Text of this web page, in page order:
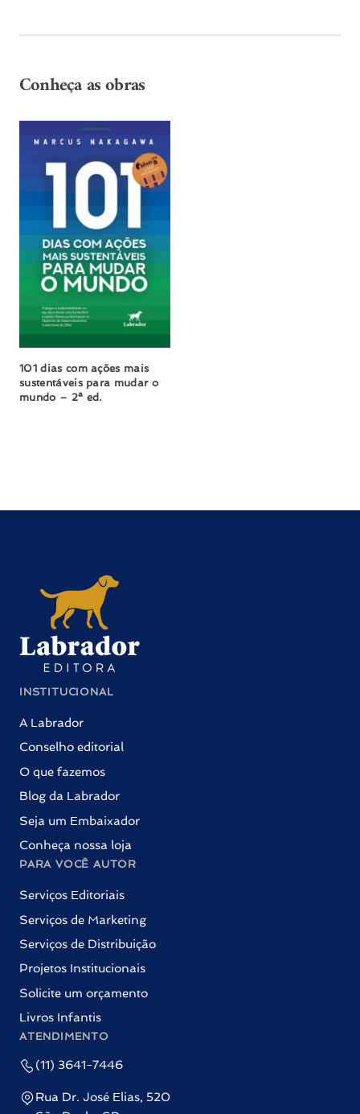
Conheça as obras
101 dias com ações mais
sustentáveis para mudar o
mundo – 2ª ed.
INSTITUCIONAL
A Labrador
Conselho editorial
O que fazemos
Blog da Labrador
Seja um Embaixador
Conheça nossa loja
PARA VOCÊ AUTOR
Serviços Editoriais
Serviços de Marketing
Serviços de Distribuição
Projetos Institucionais
Solicite um orçamento
Livros Infantis
ATENDIMENTO
(11) 3641-7446
Rua Dr. José Elias, 520